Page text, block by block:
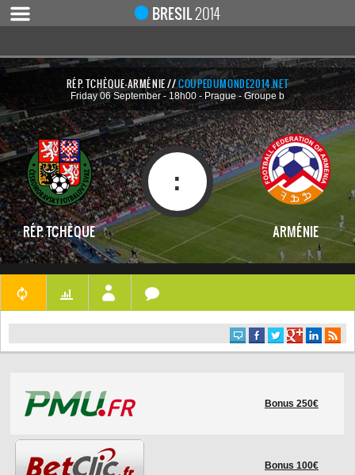
Notice : Undefined index: live [
BRESIL2014
ACCUEIL
ACTUALITÉ
COUPE DU MONDE 2019
MONDIAL 2014
CALENDRIER / RÉSULTATS
QUARTS DE FINALE
DEMI-FINALES
CLASSEMENTS
LES BUTEURS
LES 32 ÉQUIPES
LES STADES
HISTORIQUE
RÉP. TCHÈQUE-ARMÉNIE //COUPEDUMONDE2014.NET
Friday 06 September - 18h00 - Prague - Groupe b
RÉP. TCHÈQUE
:
ARMÉNIE
Bonus 250€
Bonus 100€